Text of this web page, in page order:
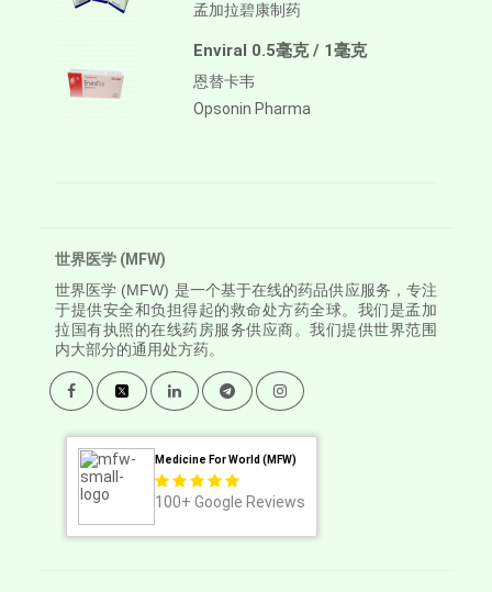
孟加拉碧康制药
Enviral 0.5毫克 / 1毫克
恩替卡韦
Opsonin Pharma
世界医学 (MFW)
世界医学 (MFW) 是一个基于在线的药品供应服务，专注
于提供安全和负担得起的救命处方药全球。我们是孟加
拉国有执照的在线药房服务供应商。我们提供世界范围
内大部分的通用处方药。
Medicine For World (MFW)
100+ Google Reviews